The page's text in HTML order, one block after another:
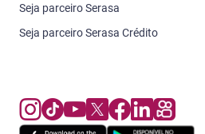
Seja parceiro Serasa
Seja parceiro Serasa Crédito